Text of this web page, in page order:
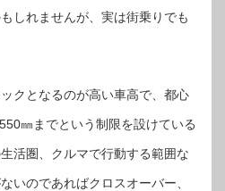
しれませんが、実は街乗りでも
クとなるのが高い車高で、都心
㎜までという制限を設けている
活圏、クルマで行動する範囲な
いのであればクロスオーバー、